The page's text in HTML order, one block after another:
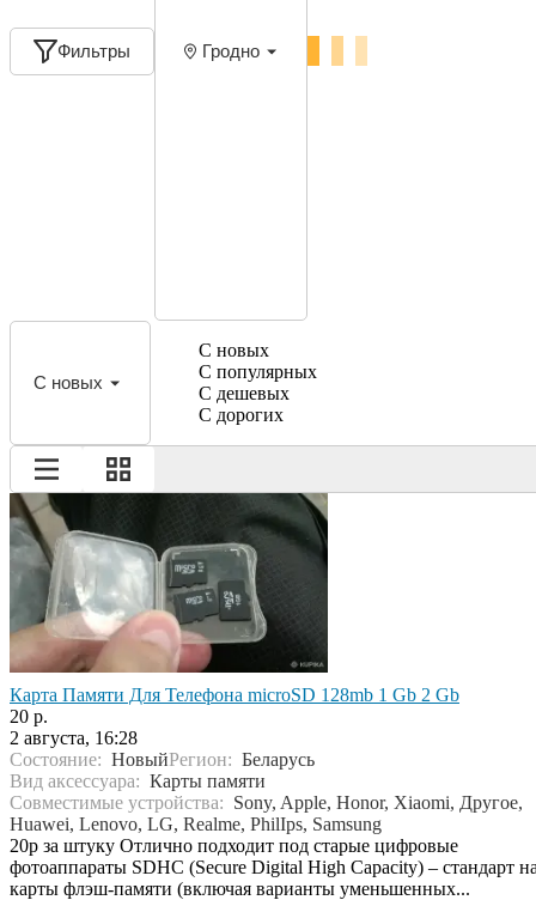
Фильтры Гродно
С новых
С новых
С популярных
С дешевых
С дорогих
Карта Памяти Для Телефона microSD 128mb 1 Gb 2 Gb
20 р.
2 августа, 16:28
Состояние: НовыйРегион: Беларусь
Вид аксессуара: Карты памяти
Совместимые устройства: Sony, Apple, Honor, Xiaomi, Другое,
Huawei, Lenovo, LG, Realme, PhilIps, Samsung
20р за штуку Отлично подходит под старые цифровые
фотоаппараты SDHC (Secure Digital High Capacity) – стандарт
карты флэш-памяти (включая варианты уменьшенных...